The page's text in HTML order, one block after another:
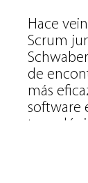
Hace
Scrum
de
más
software